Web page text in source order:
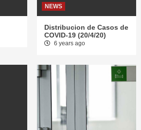
NEWS
Distribucion de Casos de
COVID-19 (20/4/20)
6 years ago